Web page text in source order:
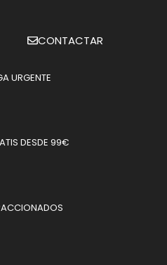
CONTACTAR
URGENTE
DESDE 99€